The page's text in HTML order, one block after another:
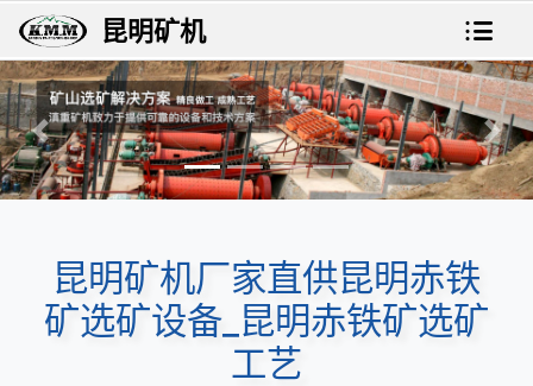
昆明矿机
上一张 下
昆明矿机厂家直供昆明赤铁
矿选矿设备_昆明赤铁矿选矿
工艺